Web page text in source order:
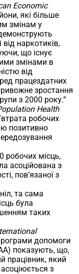
Economic
які більше
змінам у
наркотиків,
що існує
змінами в
від
працездатних
зростання
з 2000 року.”
Health
робочих
позитивно
робочих місць,
асоційована з
пов’язаної з
та сама
була
таких
допомоги
показують, що,
працівник, який
з